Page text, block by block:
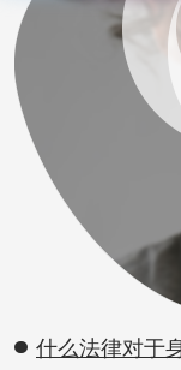
什么法律对于